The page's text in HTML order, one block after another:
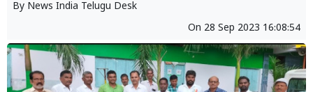
By News India Telugu Desk
On 28 Sep 2023 16:08:54